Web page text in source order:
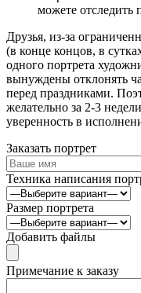
можете отследить
Друзья, из-за
(в конце концов, в
одного портрета
вынуждены отклонять
перед праздниками.
желательно за 2-3
уверенность в
Заказать портрет
Техника написания
Размер портрета
Добавить файлы
Примечание к заказу